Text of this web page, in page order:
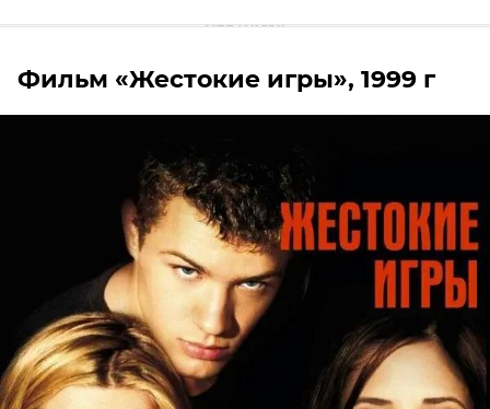
Фильм «Жестокие игры», 1999 г